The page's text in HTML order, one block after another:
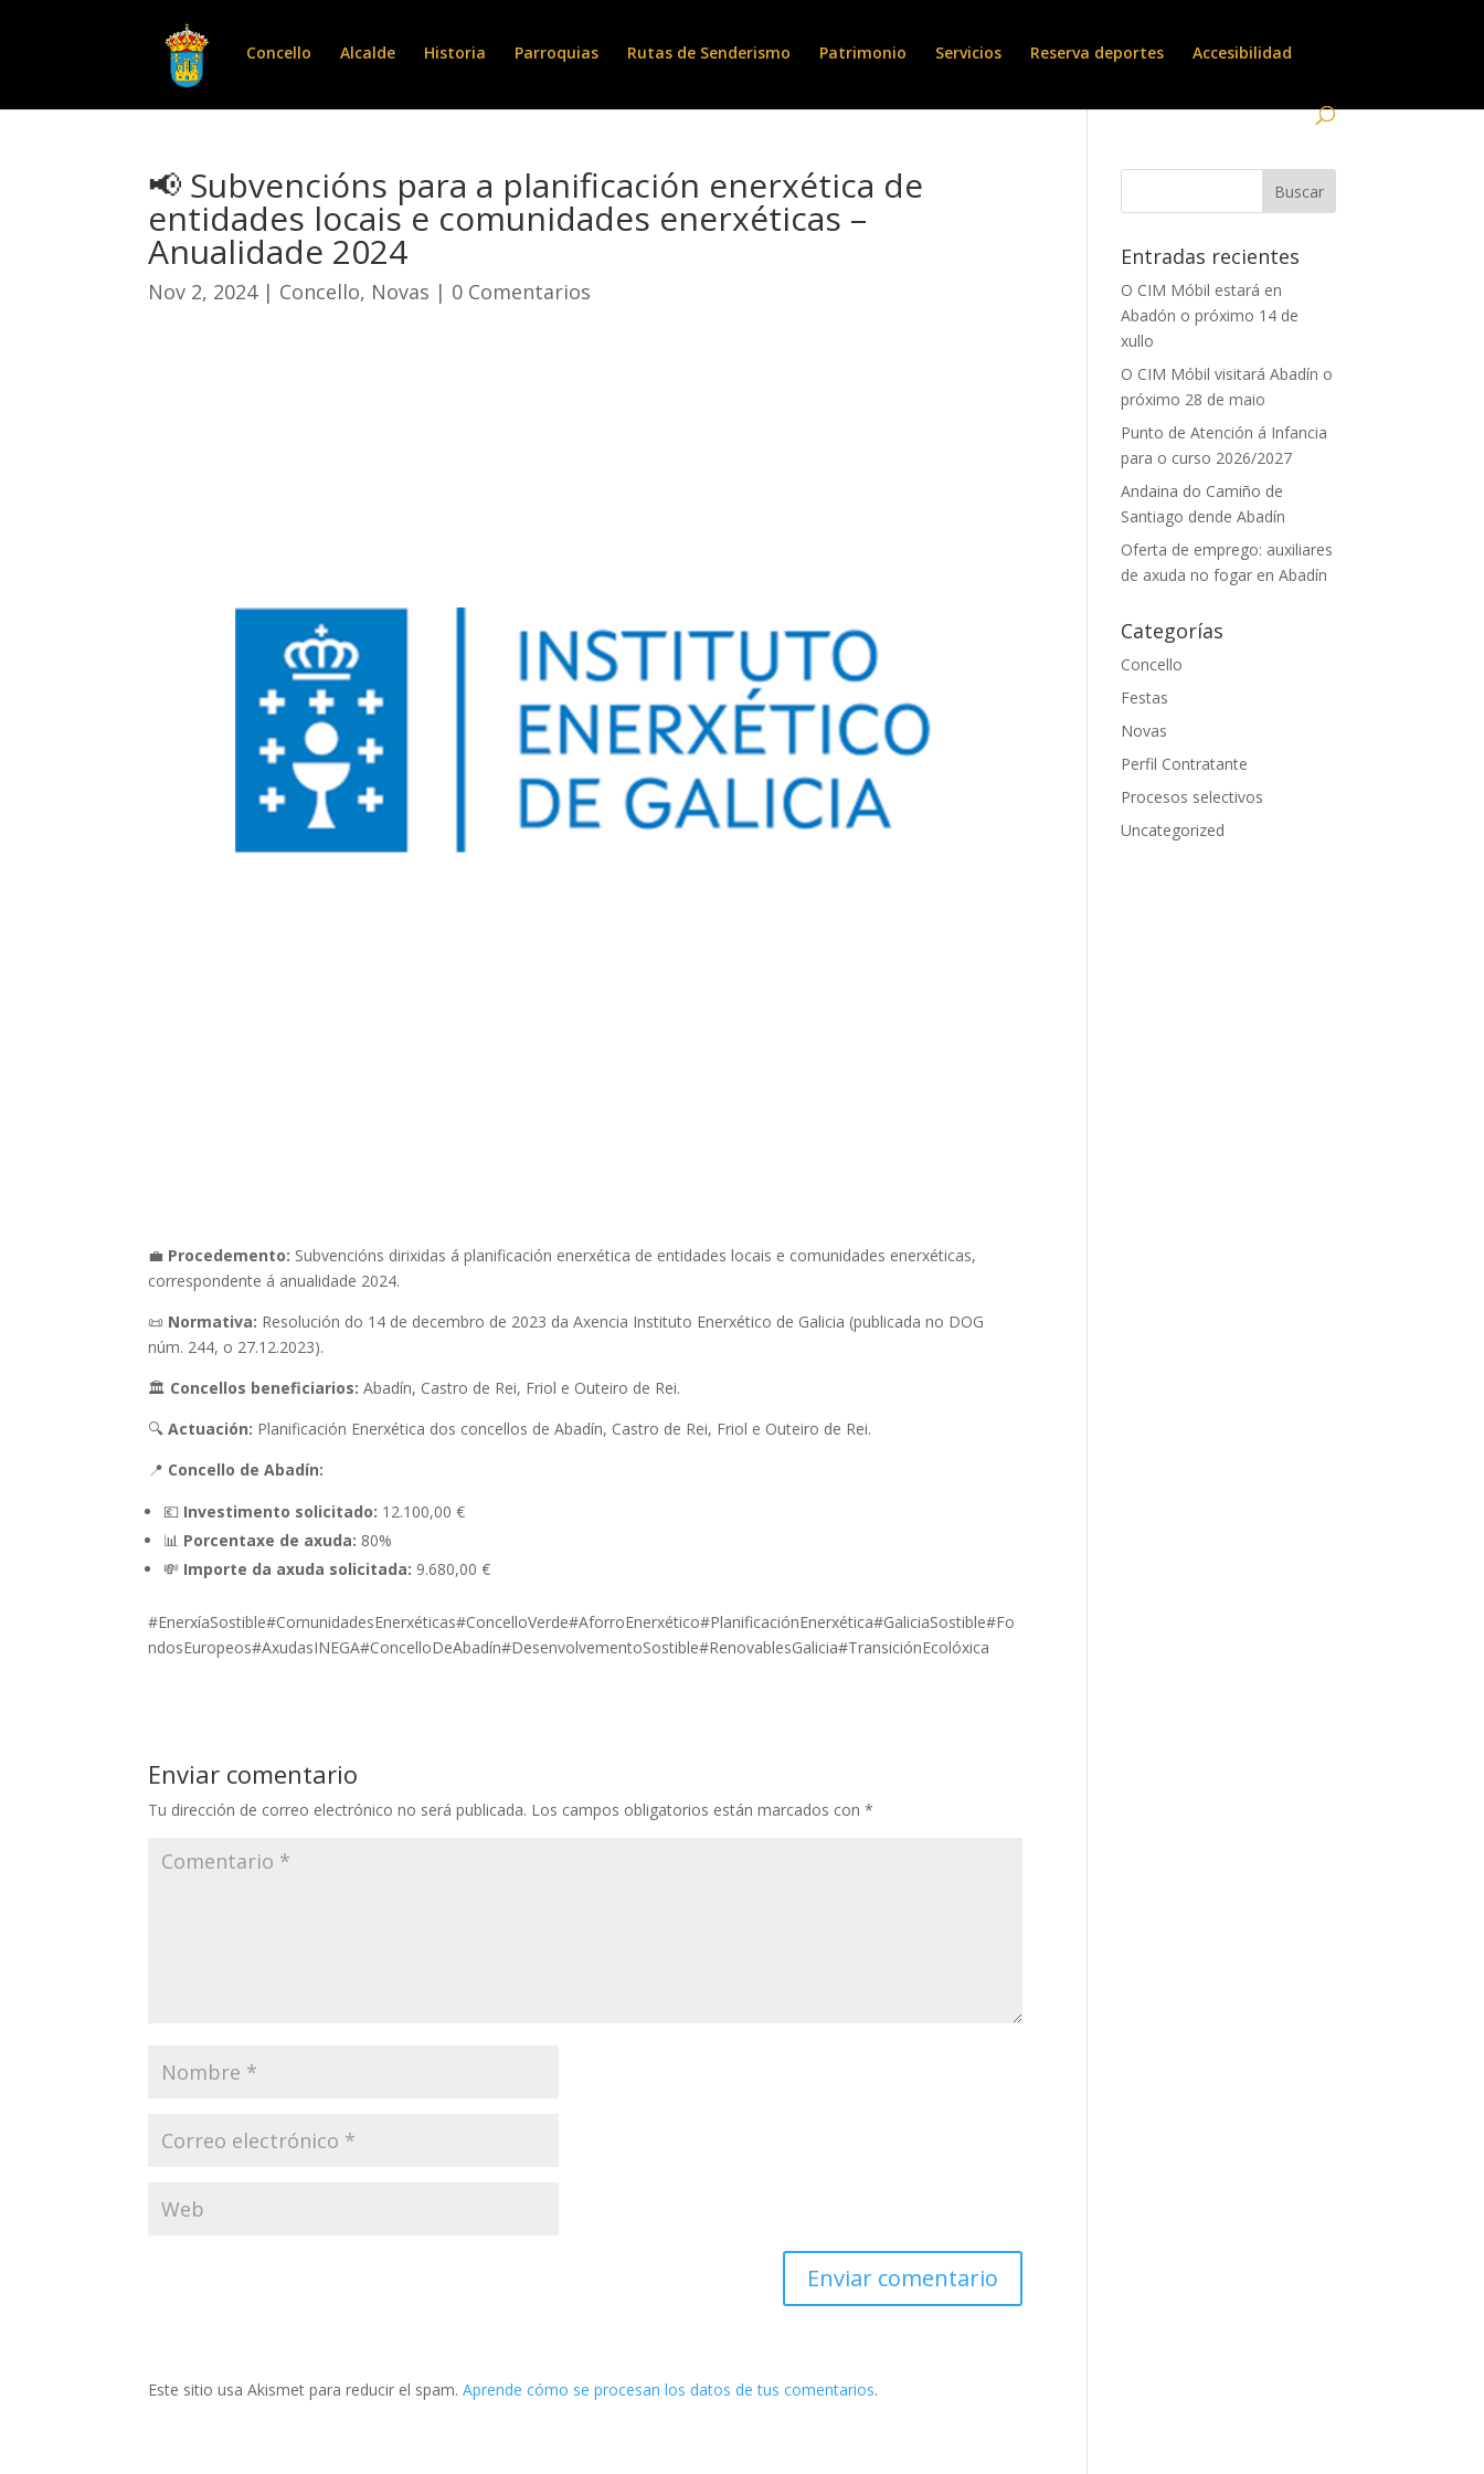
Concello Alcalde Historia Parroquias Rutas de Senderismo Patrimonio Servicios Reserva deportes Accesibilidad
📢 Subvencións para a planificación enerxética de
entidades locais e comunidades enerxéticas –
Anualidade 2024
Nov 2, 2024| Concello, Novas | 0 Comentarios
💼 Procedemento: Subvencións dirixidas á planificación enerxética de entidades locais e comunidades enerxéticas,
correspondente á anualidade 2024.
📜 Normativa: Resolución do 14 de decembro de 2023 da Axencia Instituto Enerxético de Galicia (publicada no DOG
núm. 244, o 27.12.2023).
🏛️ Concellos beneficiarios: Abadín, Castro de Rei, Friol e Outeiro de Rei.
🔍Actuación: Planificación Enerxética dos concellos de Abadín, Castro de Rei, Friol e Outeiro de Rei.
📍 Concello de Abadín:
💶 Investimento solicitado: 12.100,00 €
📊 Porcentaxe de axuda: 80%
💸 Importe da axuda solicitada: 9.680,00 €
#EnerxíaSostible#ComunidadesEnerxéticas#ConcelloVerde#AforroEnerxético#PlanificaciónEnerxética#GaliciaSostible#Fo
ndosEuropeos#AxudasINEGA#ConcelloDeAbadín#DesenvolvementoSostible#RenovablesGalicia#TransiciónEcolóxica
Enviar comentario
Tu dirección de correo electrónico no será publicada. Los campos obligatorios están marcados con*
Este sitio usa Akismet para reducir el spam.Aprende cómo se procesan los datos de tus comentarios.
Entradas recientes
O CIM Móbil estará en
Abadón o próximo 14 de
xullo
O CIM Móbil visitará Abadín o
próximo 28 de maio
Punto de Atención á Infancia
para o curso 2026/2027
Andaina do Camiño de
Santiago dende Abadín
Oferta de emprego: auxiliares
de axuda no fogar en Abadín
Categorías
Concello
Festas
Novas
Perfil Contratante
Procesos selectivos
Uncategorized